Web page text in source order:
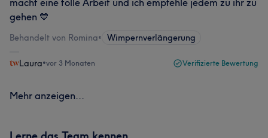
macht eine tolle Arbeit und ich empfehle jedem zu ihr zu
gehen 💙
Behandelt von Romina• Wimpernverlängerung
Laura•vor 3 Monaten Verifizierte Bewertung
Mehr anzeigen...